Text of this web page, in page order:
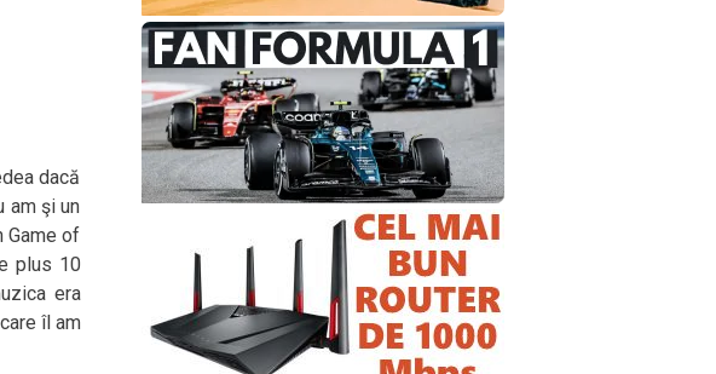
dacă
am şi un
Game of
plus 10
era
îl am